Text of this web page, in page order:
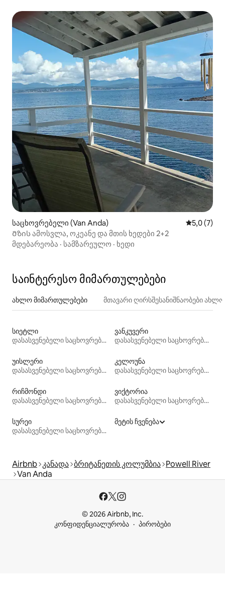
საცხოვრებელი (Van Anda) საშუალო
5,0 (7)
Მზის ამოსვლა, ოკეანე და მთის ხედები 2+2
მდებარეობა · სამზარეულო · ხედი
საინტერესო მიმართულებები
ახლო მიმართულებები მთავარი ღირსშესანიშნაობები
სიეტლი
დასასვენებელი საცხოვრებლები
ვანკუვერი
დასასვენებელი საცხოვრებლები
უისლერი
დასასვენებელი საცხოვრებლები
კელოუნა
დასასვენებელი საცხოვრებლები
რიჩმონდი
დასასვენებელი საცხოვრებლები
ვიქტორია
დასასვენებელი საცხოვრებლები
სურეი
დასასვენებელი საცხოვრებლები
მეტის ჩვენება
Airbnb კანადა ბრიტანეთის კოლუმბია Powell River
Van Anda
© 2026 Airbnb, Inc.
კონფიდენციალურობა
პირობები